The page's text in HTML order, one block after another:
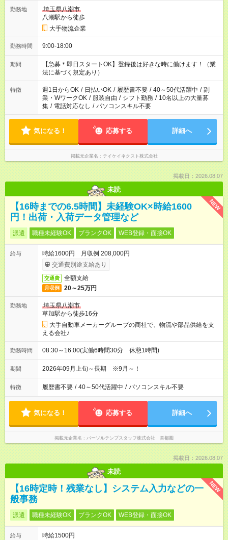
勤務地
埼玉県八潮市
八潮駅から徒歩
大手物流企業
勤務時間 9:00-18:00
期間
【急募＊即日スタートOK】登録後は好きな時に働けます！（業
法に基づく規定あり）
特徴 週1日からOK / 日払いOK / 履歴書不要 / 40～50代活躍中 / 副
業・WワークOK / 服装自由 / シフト勤務 / 10名以上の大量募
集 / 電話対応なし / パソコンスキル不要
気になる！ 応募する 詳細へ
掲載元企業名 テイケイネクスト株式会社
掲載日：2026.08.07
未読
NEW
【16時までの6.5時間】未経験OK×時給1600
円！出荷・入荷データ管理など
派遣 職種未経験OK ブランクOK WEB登録・面接OK
給与
時給1600円 月収例 208,000円
交通費別途支給あり
交通費 全額支給
月収例 20～25万円
勤務地
埼玉県八潮市
草加駅から徒歩16分
大手自動車メーカーグループの商社で、物流や部品供給を支
える会社♪
勤務時間 08:30～16:00(実働6時間30分 休憩1時間)
期間 2026年09月上旬～長期 ※9月～！
特徴 履歴書不要 / 40～50代活躍中 / パソコンスキル不要
気になる！ 応募する 詳細へ
掲載元企業名 パーソルテンプスタッフ株式会社 首都圏
掲載日：2026.08.07
未読
NEW
【16時定時！残業なし】システム入力などの一
般事務
派遣 職種未経験OK ブランクOK WEB登録・面接OK
給与
時給1500円